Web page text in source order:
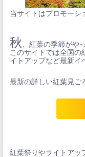
当サイトはプロモーシ
秋
、紅葉の季節がや
このサイトでは全国の
イトアップなど最新イ
最新の詳しい紅葉見ご
紅葉祭りやライトアッ